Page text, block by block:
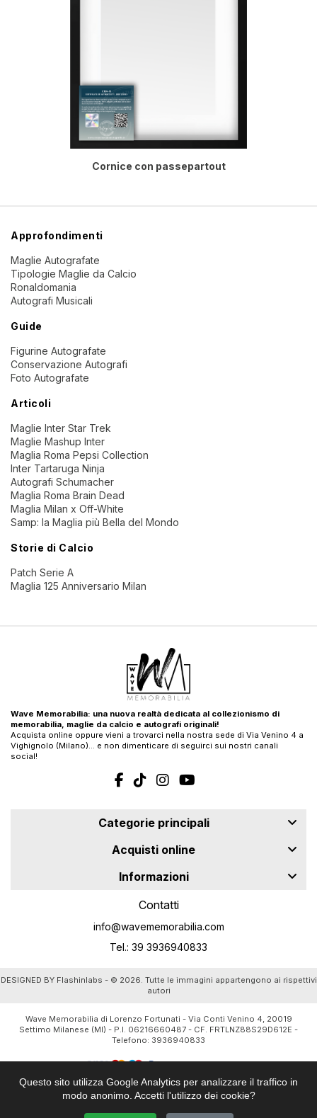
Questo sito utilizza Google Analytics per analizzare il traffico in
modo anonimo. Accetti l'utilizzo dei cookie?
Cornice con passepartout
Approfondimenti
Maglie Autografate
Tipologie Maglie da Calcio
Ronaldomania
Autografi Musicali
Guide
Figurine Autografate
Conservazione Autografi
Foto Autografate
Articoli
Maglie Inter Star Trek
Maglie Mashup Inter
Maglia Roma Pepsi Collection
Inter Tartaruga Ninja
Autografi Schumacher
Maglia Roma Brain Dead
Maglia Milan x Off-White
Samp: la Maglia più Bella del Mondo
Storie di Calcio
Patch Serie A
Maglia 125 Anniversario Milan
Wave Memorabilia: una nuova realtà dedicata al collezionismo di
memorabilia, maglie da calcio e autografi originali!
Acquista online oppure vieni a trovarci nella nostra sede di Via Venino 4 a
Vighignolo (Milano)… e non dimenticare di seguirci sui nostri canali
social!
Categorie principali
Acquisti online
Informazioni
Contatti
info@wavememorabilia.com
Tel.: 39 3936940833
DESIGNED BY Flashinlabs - © 2026. Tutte le immagini appartengono ai rispettivi
autori
Wave Memorabilia di Lorenzo Fortunati - Via Conti Venino 4, 20019
Settimo Milanese (MI) - P.I. 06216660487 - CF. FRTLNZ88S29D612E -
Telefono: 3936940833